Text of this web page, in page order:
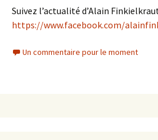
Suivez l’actualité d’Alain
https://www.facebook.com/
Un commentaire pour le moment